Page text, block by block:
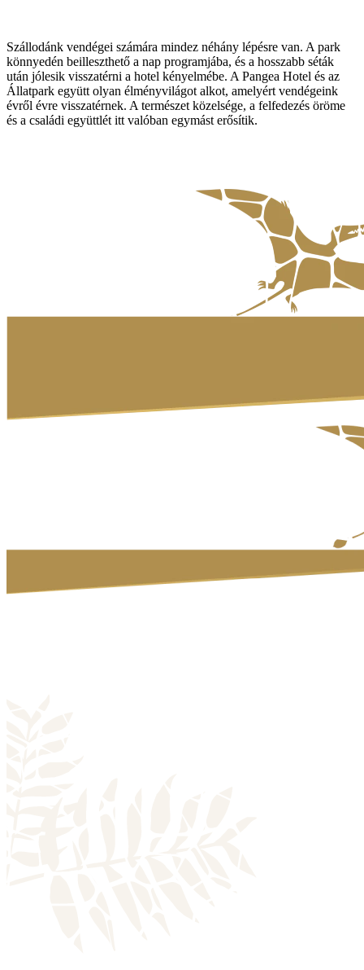
Szállodánk vendégei számára mindez néhány lépésre van. A park
könnyedén beilleszthető a nap programjába, és a hosszabb séták
után jólesik visszatérni a hotel kényelmébe. A Pangea Hotel és az
Állatpark együtt olyan élményvilágot alkot, amelyért vendégeink
évről évre visszatérnek. A természet közelsége, a felfedezés öröme
és a családi együttlét itt valóban egymást erősítik.